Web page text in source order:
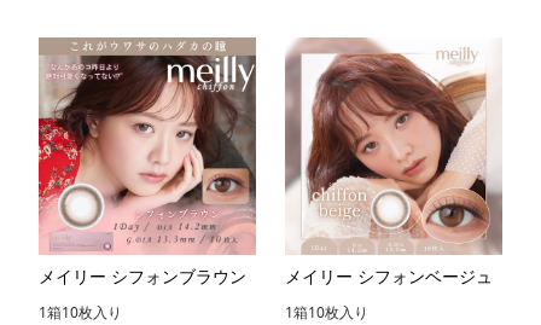
メイリー シフォンブラウン
1箱10枚入り
メイリー シフォンベージュ
1箱10枚入り